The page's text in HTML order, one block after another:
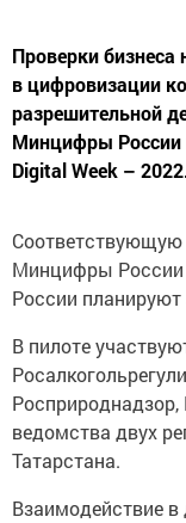
Проверки бизнеса
в цифровизации
разрешительной
Минцифры
Digital Week –
Соответствующую
Минцифры России
России
В пилоте
Росприроднадзор,
ведомства двух
Татарстана.
Взаимодействие